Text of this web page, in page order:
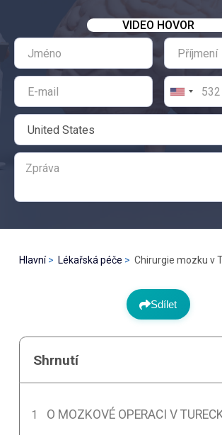
VIDEO HOVOR
Hlavní Lékařská péče Chirurgie mozku v
Sdílet
Shrnutí
O MOZKOVÉ OPERACI V